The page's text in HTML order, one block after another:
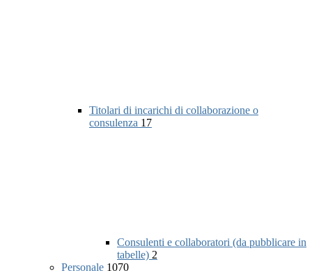
Titolari di incarichi di collaborazione o
consulenza 17
Consulenti e collaboratori (da pubblicare in
tabelle) 2
Personale 1070